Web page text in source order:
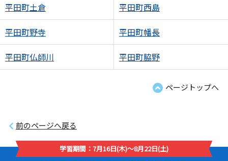
平田町土倉 平田町西島
平田町野寺 平田町幡長
平田町仏師川 平田町脇野
ページトップへ
前のページへ戻る
学習期間：7月16日(木)～8月22日(土)